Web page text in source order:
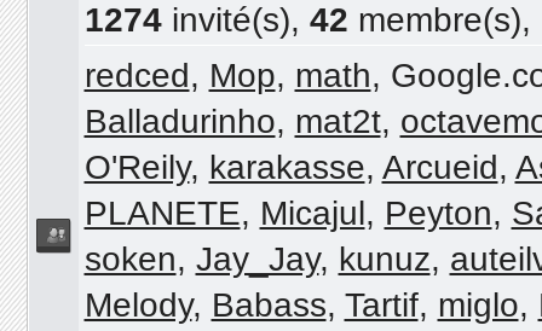
1274invité(s), 42 membre(s),
redced, Mop, math,
Balladurinho, mat2t,
O'Reily, karakasse, Arcueid,
PLANETE, Micajul, Peyton,
soken, Jay_Jay, kunuz,
Melody, Babass, Tartif, miglo,